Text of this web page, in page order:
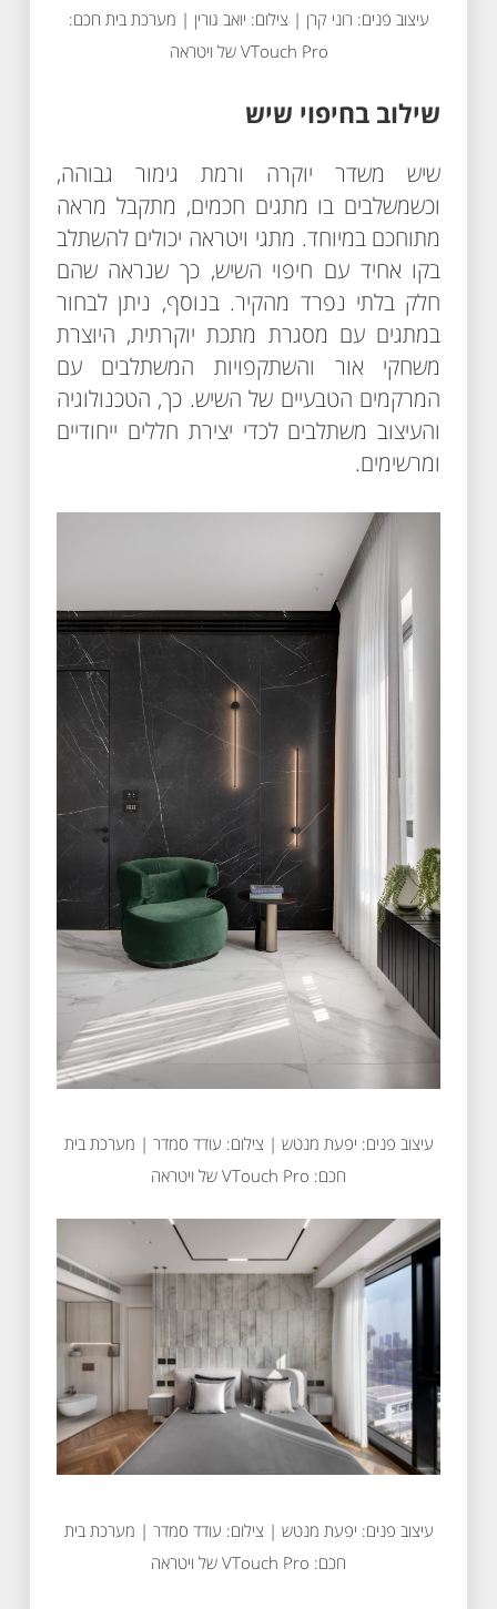
עיצוב פנים: רוני קרן | צילום: יואב גורין | מערכת בית חכם:
VTouch Pro של ויטראה
שילוב בחיפוי שיש
שיש משדר יוקרה ורמת גימור גבוהה,
וכשמשלבים בו מתגים חכמים, מתקבל מראה
מתוחכם במיוחד. מתגי ויטראה יכולים להשתלב
בקו אחיד עם חיפוי השיש, כך שנראה שהם
חלק בלתי נפרד מהקיר. בנוסף, ניתן לבחור
במתגים עם מסגרת מתכת יוקרתית, היוצרת
משחקי אור והשתקפויות המשתלבים עם
המרקמים הטבעיים של השיש. כך, הטכנולוגיה
והעיצוב משתלבים לכדי יצירת חללים ייחודיים
ומרשימים.
עיצוב פנים: יפעת מנטש | צילום: עודד סמדר | מערכת בית
חכם: VTouch Pro של ויטראה
עיצוב פנים: יפעת מנטש | צילום: עודד סמדר | מערכת בית
חכם: VTouch Pro של ויטראה